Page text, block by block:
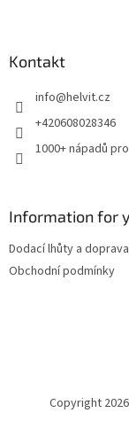
Kontakt
info@helvit.cz
+420608028346
1000+ nápadů
Information for
Dodací lhůty a doprava
Obchodní podmínky
Copyright 2026